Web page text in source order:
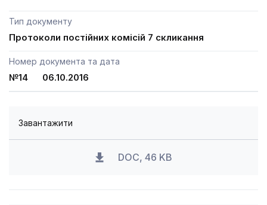
Тип документу
Протоколи постійних комісій 7 скликання
Номер документа та дата
№14 06.10.2016
Завантажити
DOC, 46 KB